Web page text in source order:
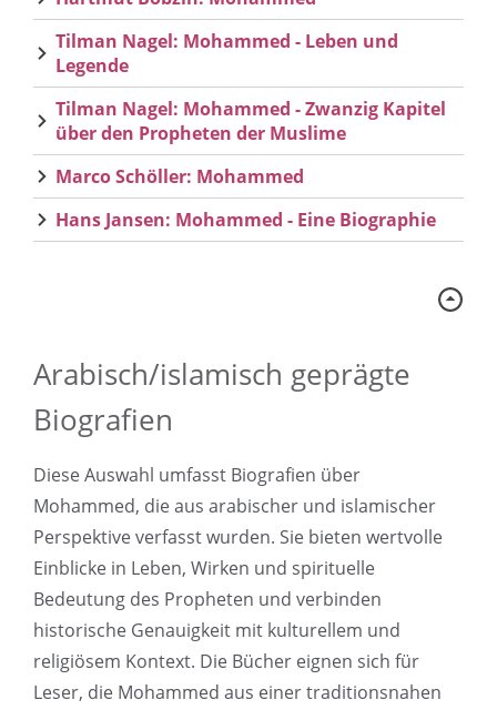
Tilman Nagel: Mohammed - Leben und
Legende
Tilman Nagel: Mohammed - Zwanzig Kapitel
über den Propheten der Muslime
Marco Schöller: Mohammed
Hans Jansen: Mohammed - Eine Biographie
Arabisch/islamisch geprägte
Biografien
Diese Auswahl umfasst Biografien über
Mohammed, die aus arabischer und islamischer
Perspektive verfasst wurden. Sie bieten wertvolle
Einblicke in Leben, Wirken und spirituelle
Bedeutung des Propheten und verbinden
historische Genauigkeit mit kulturellem und
religiösem Kontext. Die Bücher eignen sich für
Leser, die Mohammed aus einer traditionsnahen